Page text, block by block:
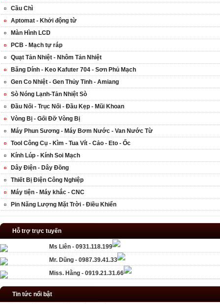
Cầu Chì
Aptomat - Khởi động từ
Màn Hình LCD
PCB - Mạch tự ráp
Quạt Tản Nhiệt - Nhôm Tản Nhiệt
Băng Dính - Keo Kafuter 704 - Sơn Phủ Mạch
Gen Co Nhiệt - Gen Thủy Tinh - Amiang
Sò Nóng Lạnh-Tản Nhiệt Sò
Đầu Nối - Trục Nối - Đầu Kẹp - Mũi Khoan
Vòng Bị - Gối Đỡ Vòng Bị
Máy Phun Sương - Máy Bơm Nước - Van Nước Từ
Tool Công Cụ - Kìm - Tua Vít - Cảo - Eto - Ốc
Kính Lúp - Kính Soi Mạch
Dây Điện - Dây Đồng
Thiết Bị Điện Công Nghiệp
Máy tiện - Máy khắc - CNC
Pin Năng Lượng Mặt Trời - Điều Khiển
Hỗ trợ trực tuyến
Ms Liên - 0931.118.199
Mr. Dũng - 0987.39.41.33
Miss. Hằng - 0919.21.31.66
Tin tức nổi bật